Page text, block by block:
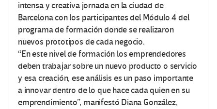
intensa y creativa jornada en la ciudad de
Barcelona con los participantes del Módulo 4 del
programa de formación donde se realizaron
nuevos prototipos de cada negocio.
“En este nivel de formación los emprendedores
deben trabajar sobre un nuevo producto o servicio
y esa creación, ese análisis es un paso importante
a innovar dentro de lo que hace cada quien en su
emprendimiento”, manifestó Diana González,